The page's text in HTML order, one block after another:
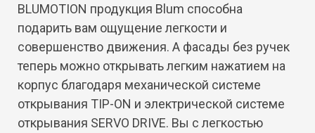
BLUMOTION продукция Blum способна
подарить вам ощущение легкости и
совершенство движения. А фасады без ручек
теперь можно открывать легким нажатием на
корпус благодаря механической системе
открывания TIP-ON и электрической системе
открывания SERVO DRIVE. Вы с легкостью